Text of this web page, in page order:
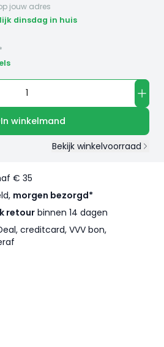
jouw adres
dinsdag in huis
In winkelmand
Bekijk winkelvoorraad
€ 35
morgen bezorgd*
retour binnen 14 dagen
creditcard, VVV bon,